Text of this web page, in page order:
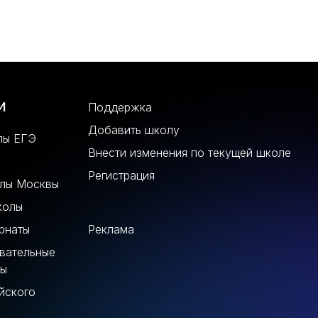
ЕГЭ
Москвы
Поддержка
Добавить школу
Внести изменения по текущей школе
Регистрация
Реклама